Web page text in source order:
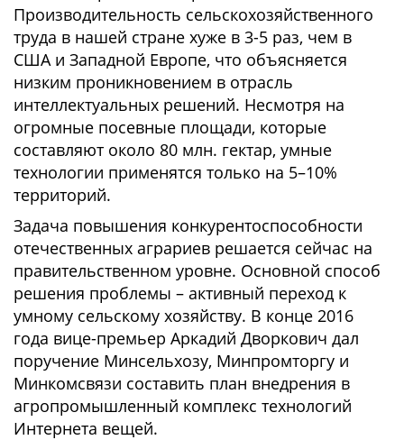
Производительность сельскохозяйственного
труда в нашей стране хуже в 3-5 раз, чем в
США и Западной Европе, что объясняется
низким проникновением в отрасль
интеллектуальных решений. Несмотря на
огромные посевные площади, которые
составляют около 80 млн. гектар, умные
технологии применятся только на 5–10%
территорий.
Задача повышения конкурентоспособности
отечественных аграриев решается сейчас на
правительственном уровне. Основной способ
решения проблемы – активный переход к
умному сельскому хозяйству. В конце 2016
года вице-премьер Аркадий Дворкович дал
поручение Минсельхозу, Минпромторгу и
Минкомсвязи составить план внедрения в
агропромышленный комплекс технологий
Интернета вещей.